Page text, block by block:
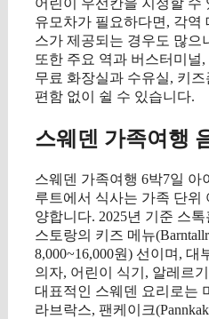
어린이 우선칸을 지정할 수
유모차가 필요하다면, 각역
스가 제공되는 경우도 많으
또한 주요 역과 버스터미널
무료 화장실과 수유실, 키
편함 없이 쉴 수 있습니다.
스웨덴 가족여행
스웨덴 가족여행 6박7일 아
루트에서 식사는 가족 단위
양합니다. 2025년 기준 스
스토랑의 키즈 메뉴
8,000~16,000원) 선이며, 대
의자, 어린이 식기, 알레르
대표적인 스웨덴 요리로는
라브락스, 팬케이크